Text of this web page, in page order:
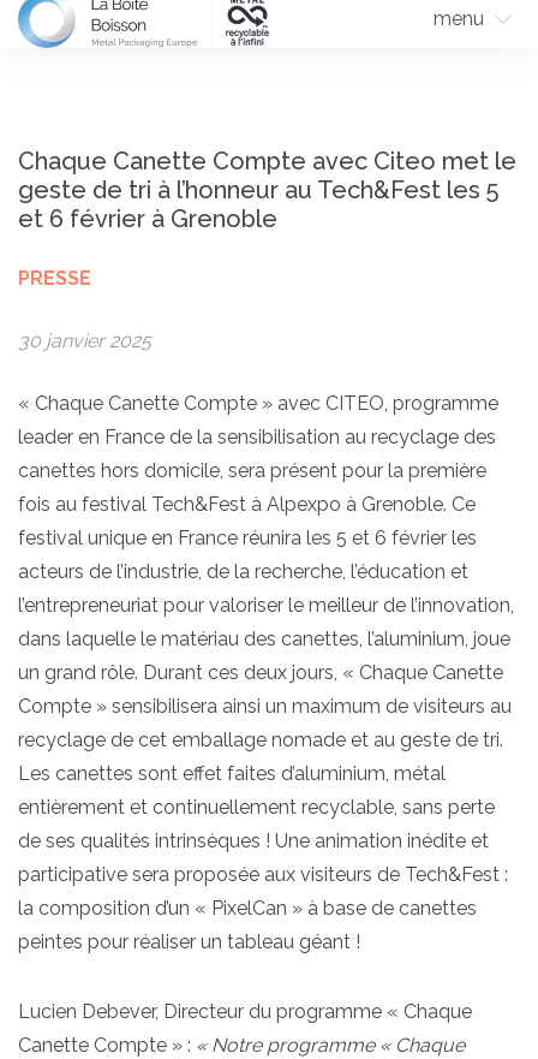
menu
Chaque Canette Compte avec Citeo met le
geste de tri à l’honneur au Tech&Fest les 5
et 6 février à Grenoble
PRESSE
30 janvier 2025
« Chaque Canette Compte » avec CITEO, programme
leader en France de la sensibilisation au recyclage des
canettes hors domicile, sera présent pour la première
fois au festival Tech&Fest à Alpexpo à Grenoble. Ce
festival unique en France réunira les 5 et 6 février les
acteurs de l’industrie, de la recherche, l’éducation et
l’entrepreneuriat pour valoriser le meilleur de l’innovation,
dans laquelle le matériau des canettes, l’aluminium, joue
un grand rôle. Durant ces deux jours, « Chaque Canette
Compte » sensibilisera ainsi un maximum de visiteurs au
recyclage de cet emballage nomade et au geste de tri.
Les canettes sont effet faites d’aluminium, métal
entièrement et continuellement recyclable, sans perte
de ses qualités intrinsèques ! Une animation inédite et
participative sera proposée aux visiteurs de Tech&Fest :
la composition d’un « PixelCan » à base de canettes
peintes pour réaliser un tableau géant !
Lucien Debever, Directeur du programme « Chaque
Canette Compte » : « Notre programme « Chaque